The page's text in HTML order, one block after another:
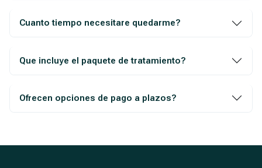
Cuanto tiempo necesitare quedarme?
Que incluye el paquete de tratamiento?
Ofrecen opciones de pago a plazos?